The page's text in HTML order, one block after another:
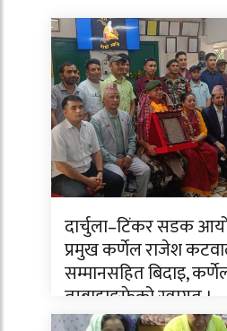
दार्चुला–टिंकर सडक
प्रमुख कर्णेल राजेश
सम्मानसहित बिदाइ,
तुम्बाहाङफेको स्वागत ।